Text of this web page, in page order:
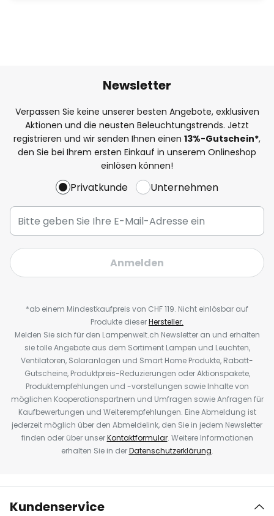
Newsletter
Verpassen Sie keine unserer besten Angebote, exklusiven
Aktionen und die neusten Beleuchtungstrends. Jetzt
registrieren und wir senden Ihnen einen 13%-Gutschein*,
den Sie bei Ihrem ersten Einkauf in unserem Onlineshop
einlösen können!
Privatkunde Unternehmen
Anmelden
*ab einem Mindestkaufpreis von CHF 119. Nicht einlösbar auf
Produkte dieserHersteller.
Melden Sie sich für den Lampenwelt.ch Newsletter an und erhalten
sie tolle Angebote aus dem Sortiment Lampen und Leuchten,
Ventilatoren, Solaranlagen und Smart Home Produkte, Rabatt-
Gutscheine, Produktpreis-Reduzierungen oder Aktionspakete,
Produktempfehlungen und -vorstellungen sowie Inhalte von
möglichen Kooperationspartnern und Umfragen sowie Anfragen für
Kaufbewertungen und Weiterempfehlungen. Eine Abmeldung ist
jederzeit möglich über den Abmeldelink, den Sie in jedem Newsletter
finden oder über unserKontaktformular. Weitere Informationen
erhalten Sie in derDatenschutzerklärung.
Kundenservice